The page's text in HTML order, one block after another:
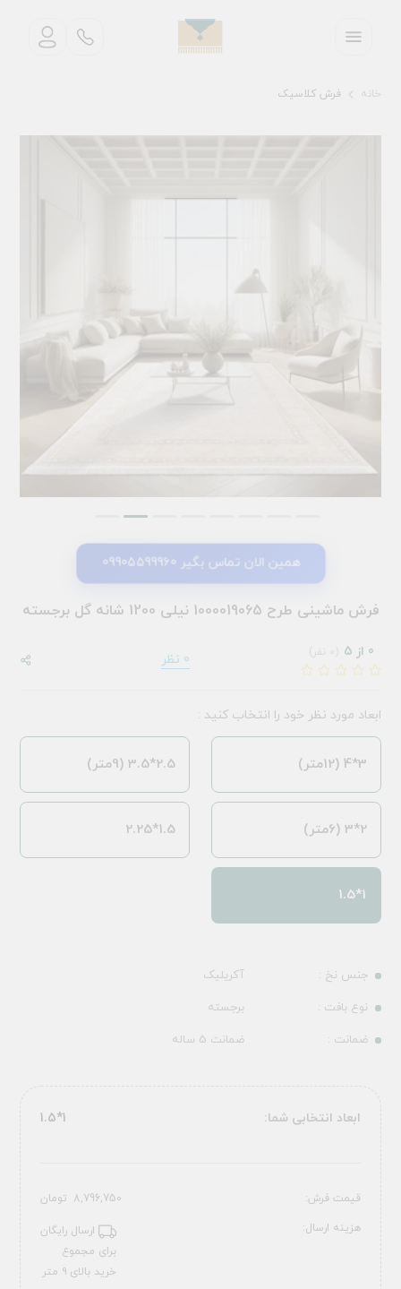
خانه فرش کلاسیک
همین الان تماس بگیر 09905599960
فرش ماشینی طرح 1000019065 نیلی 1200 شانه گل برجسته
0 از 5 0 نظر
جنس نخ :
آکریلیک
نوع بافت :
برجسته
ضمانت :
ضمانت 5 ساله
ابعاد مورد نظر خود را انتخاب کنید :
3*4 (12متر) 2.5*3.5 (9متر)
2*3 (6متر) 1.5*2.25
1*1.5
ابعاد انتخابی شما: 1*1.5
قیمت فرش: 8,796,750 تومان
هزینه ارسال:
ارسال رایگان
برای مجموع
خرید بالای ۹ متر